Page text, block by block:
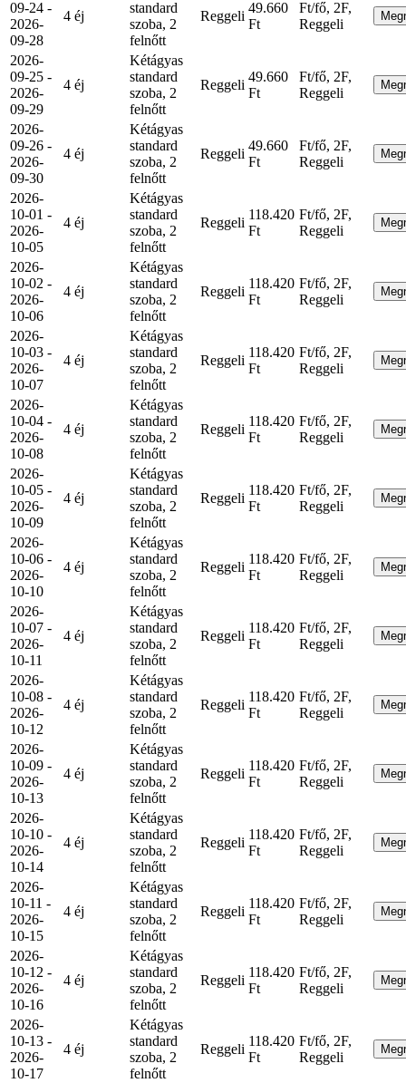
09-24 -
2026-
09-28
4 éj
standard
szoba, 2
felnőtt
Reggeli
49.660
Ft
Ft/fő, 2F,
Reggeli
2026-
09-25 -
2026-
09-29
4 éj
Kétágyas
standard
szoba, 2
felnőtt
Reggeli
49.660
Ft
Ft/fő, 2F,
Reggeli
2026-
09-26 -
2026-
09-30
4 éj
Kétágyas
standard
szoba, 2
felnőtt
Reggeli
49.660
Ft
Ft/fő, 2F,
Reggeli
2026-
10-01 -
2026-
10-05
4 éj
Kétágyas
standard
szoba, 2
felnőtt
Reggeli
118.420
Ft
Ft/fő, 2F,
Reggeli
2026-
10-02 -
2026-
10-06
4 éj
Kétágyas
standard
szoba, 2
felnőtt
Reggeli
118.420
Ft
Ft/fő, 2F,
Reggeli
2026-
10-03 -
2026-
10-07
4 éj
Kétágyas
standard
szoba, 2
felnőtt
Reggeli
118.420
Ft
Ft/fő, 2F,
Reggeli
2026-
10-04 -
2026-
10-08
4 éj
Kétágyas
standard
szoba, 2
felnőtt
Reggeli
118.420
Ft
Ft/fő, 2F,
Reggeli
2026-
10-05 -
2026-
10-09
4 éj
Kétágyas
standard
szoba, 2
felnőtt
Reggeli
118.420
Ft
Ft/fő, 2F,
Reggeli
2026-
10-06 -
2026-
10-10
4 éj
Kétágyas
standard
szoba, 2
felnőtt
Reggeli
118.420
Ft
Ft/fő, 2F,
Reggeli
2026-
10-07 -
2026-
10-11
4 éj
Kétágyas
standard
szoba, 2
felnőtt
Reggeli
118.420
Ft
Ft/fő, 2F,
Reggeli
2026-
10-08 -
2026-
10-12
4 éj
Kétágyas
standard
szoba, 2
felnőtt
Reggeli
118.420
Ft
Ft/fő, 2F,
Reggeli
2026-
10-09 -
2026-
10-13
4 éj
Kétágyas
standard
szoba, 2
felnőtt
Reggeli
118.420
Ft
Ft/fő, 2F,
Reggeli
2026-
10-10 -
2026-
10-14
4 éj
Kétágyas
standard
szoba, 2
felnőtt
Reggeli
118.420
Ft
Ft/fő, 2F,
Reggeli
2026-
10-11 -
2026-
10-15
4 éj
Kétágyas
standard
szoba, 2
felnőtt
Reggeli
118.420
Ft
Ft/fő, 2F,
Reggeli
2026-
10-12 -
2026-
10-16
4 éj
Kétágyas
standard
szoba, 2
felnőtt
Reggeli
118.420
Ft
Ft/fő, 2F,
Reggeli
2026-
10-13 -
2026-
10-17
4 éj
Kétágyas
standard
szoba, 2
felnőtt
Reggeli
118.420
Ft
Ft/fő, 2F,
Reggeli